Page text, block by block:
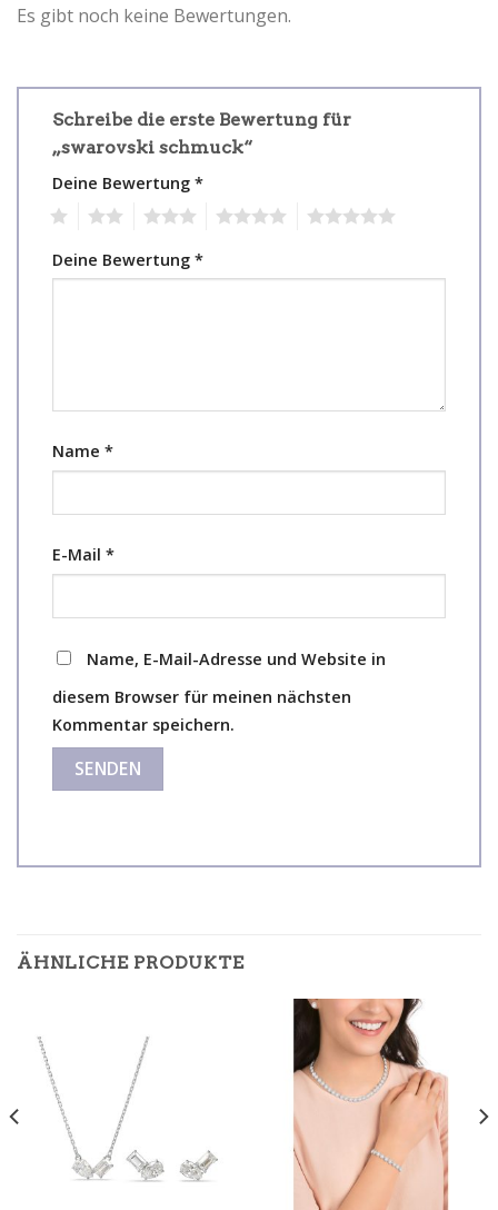
Es gibt noch keine Bewertungen.
Schreibe die erste Bewertung für
„swarovski schmuck“
Deine Bewertung *
Deine Bewertung *
Name *
E-Mail *
Name, E-Mail-Adresse und Website in
diesem Browser für meinen nächsten
Kommentar speichern.
ÄHNLICHE PRODUKTE